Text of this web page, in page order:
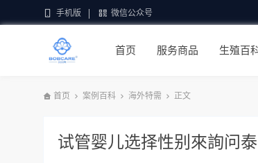
手机版 微信公众号
首页 服务商品 生殖百
首页 案例百科 海外特需 正文
试管婴儿选择性别來詢问